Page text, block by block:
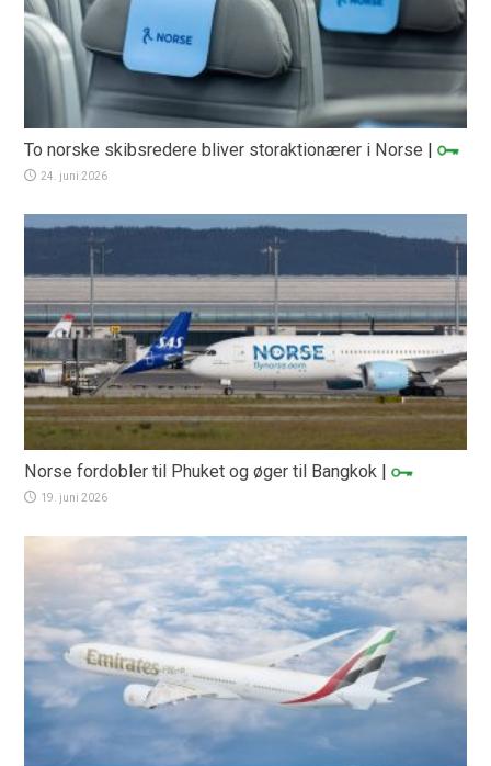
To norske skibsredere bliver storaktionærer i Norse |
24. juni 2026
Norse fordobler til Phuket og øger til Bangkok |
19. juni 2026